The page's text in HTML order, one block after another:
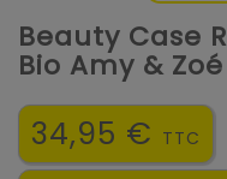
Beauty Case
Bio Amy & Zoé
34,95 € TTC